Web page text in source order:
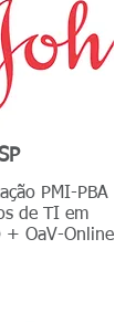
PMI-PBA
de TI em
+ OaV-Online